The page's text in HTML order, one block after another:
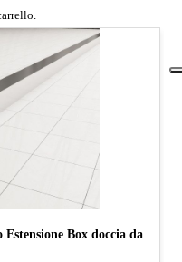
Box doccia da